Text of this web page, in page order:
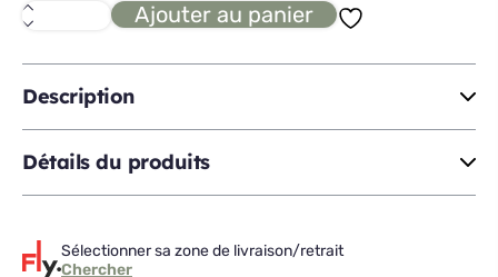
quantité
de
boîte
à
bijoux
3T
Ajouter au panier
Description
Détails du produits
Sélectionner sa zone de livraison/retrait
Chercher